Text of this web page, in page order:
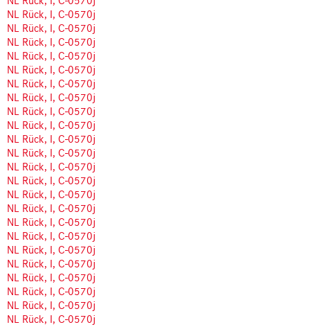
NL Rück, I, C-0570j
NL Rück, I, C-0570j
NL Rück, I, C-0570j
NL Rück, I, C-0570j
NL Rück, I, C-0570j
NL Rück, I, C-0570j
NL Rück, I, C-0570j
NL Rück, I, C-0570j
NL Rück, I, C-0570j
NL Rück, I, C-0570j
NL Rück, I, C-0570j
NL Rück, I, C-0570j
NL Rück, I, C-0570j
NL Rück, I, C-0570j
NL Rück, I, C-0570j
NL Rück, I, C-0570j
NL Rück, I, C-0570j
NL Rück, I, C-0570j
NL Rück, I, C-0570j
NL Rück, I, C-0570j
NL Rück, I, C-0570j
NL Rück, I, C-0570j
NL Rück, I, C-0570j